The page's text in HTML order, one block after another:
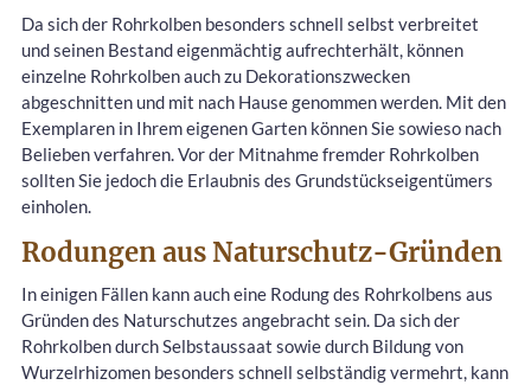
Da sich der Rohrkolben besonders schnell selbst verbreitet
und seinen Bestand eigenmächtig aufrechterhält, können
einzelne Rohrkolben auch zu Dekorationszwecken
abgeschnitten und mit nach Hause genommen werden. Mit den
Exemplaren in Ihrem eigenen Garten können Sie sowieso nach
Belieben verfahren. Vor der Mitnahme fremder Rohrkolben
sollten Sie jedoch die Erlaubnis des Grundstückseigentümers
einholen.
Rodungen aus Naturschutz-Gründen
In einigen Fällen kann auch eine Rodung des Rohrkolbens aus
Gründen des Naturschutzes angebracht sein. Da sich der
Rohrkolben durch Selbstaussaat sowie durch Bildung von
Wurzelrhizomen besonders schnell selbständig vermehrt, kann